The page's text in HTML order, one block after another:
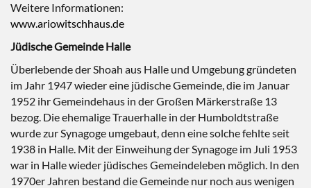
Weitere Informationen:
www.ariowitschhaus.de
Jüdische Gemeinde Halle
Überlebende der Shoah aus Halle und Umgebung gründeten
im Jahr 1947 wieder eine jüdische Gemeinde, die im Januar
1952 ihr Gemeindehaus in der Großen Märkerstraße 13
bezog. Die ehemalige Trauerhalle in der Humboldtstraße
wurde zur Synagoge umgebaut, denn eine solche fehlte seit
1938 in Halle. Mit der Einweihung der Synagoge im Juli 1953
war in Halle wieder jüdisches Gemeindeleben möglich. In den
1970er Jahren bestand die Gemeinde nur noch aus wenigen